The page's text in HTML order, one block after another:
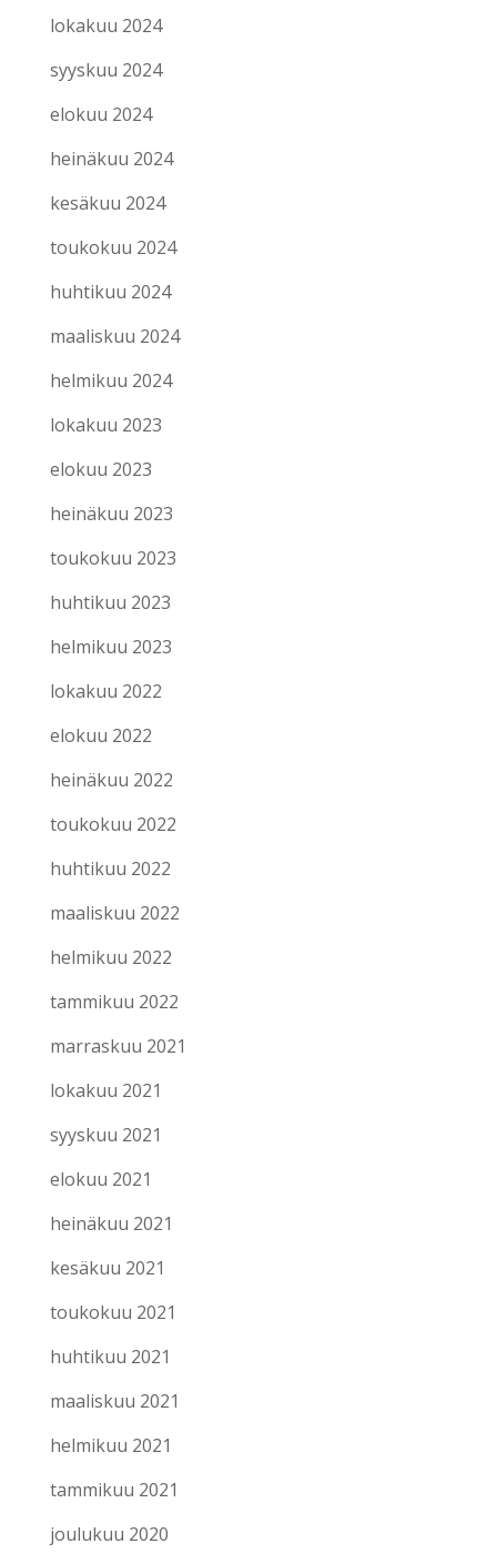
lokakuu 2024
syyskuu 2024
elokuu 2024
heinäkuu 2024
kesäkuu 2024
toukokuu 2024
huhtikuu 2024
maaliskuu 2024
helmikuu 2024
lokakuu 2023
elokuu 2023
heinäkuu 2023
toukokuu 2023
huhtikuu 2023
helmikuu 2023
lokakuu 2022
elokuu 2022
heinäkuu 2022
toukokuu 2022
huhtikuu 2022
maaliskuu 2022
helmikuu 2022
tammikuu 2022
marraskuu 2021
lokakuu 2021
syyskuu 2021
elokuu 2021
heinäkuu 2021
kesäkuu 2021
toukokuu 2021
huhtikuu 2021
maaliskuu 2021
helmikuu 2021
tammikuu 2021
joulukuu 2020